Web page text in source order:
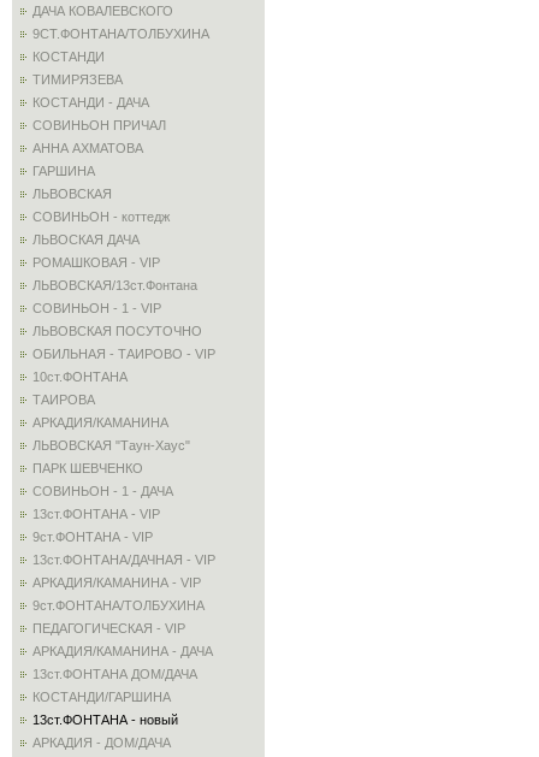
ДАЧА КОВАЛЕВСКОГО
9СТ.ФОНТАНА/ТОЛБУХИНА
КОСТАНДИ
ТИМИРЯЗЕВА
КОСТАНДИ - ДАЧА
СОВИНЬОН ПРИЧАЛ
АННА АХМАТОВА
ГАРШИНА
ЛЬВОВСКАЯ
СОВИНЬОН - коттедж
ЛЬВОСКАЯ ДАЧА
РОМАШКОВАЯ - VIP
ЛЬВОВСКАЯ/13ст.Фонтана
СОВИНЬОН - 1 - VIP
ЛЬВОВСКАЯ ПОСУТОЧНО
ОБИЛЬНАЯ - ТАИРОВО - VIP
10ст.ФОНТАНА
ТАИРОВА
АРКАДИЯ/КАМАНИНА
ЛЬВОВСКАЯ "Таун-Хаус"
ПАРК ШЕВЧЕНКО
СОВИНЬОН - 1 - ДАЧА
13ст.ФОНТАНА - VIP
9ст.ФОНТАНА - VIP
13ст.ФОНТАНА/ДАЧНАЯ - VIP
АРКАДИЯ/КАМАНИНА - VIP
9ст.ФОНТАНА/ТОЛБУХИНА
ПЕДАГОГИЧЕСКАЯ - VIP
АРКАДИЯ/КАМАНИНА - ДАЧА
13ст.ФОНТАНА ДОМ/ДАЧА
КОСТАНДИ/ГАРШИНА
13ст.ФОНТАНА - новый
АРКАДИЯ - ДОМ/ДАЧА